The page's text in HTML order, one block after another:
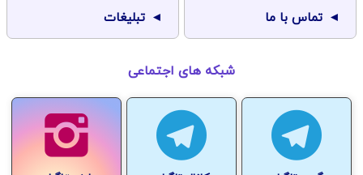
تماس با ما
تبلیغات
شبکه های اجتماعی